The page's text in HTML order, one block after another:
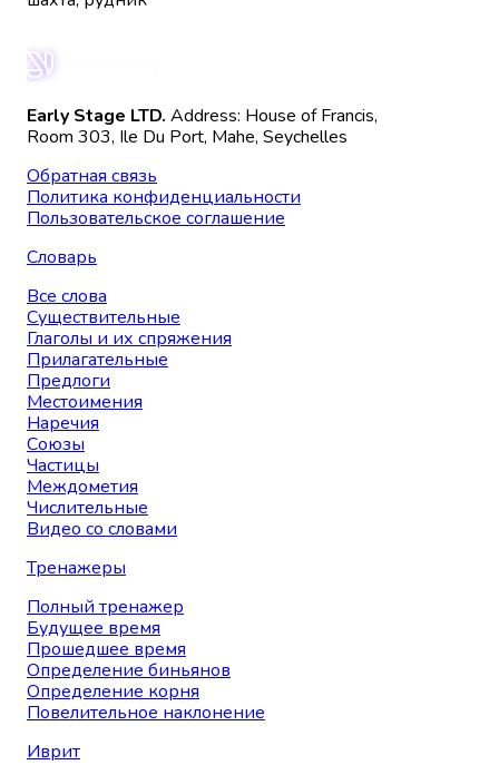
Early Stage LTD. Address: House of Francis,
Room 303, Ile Du Port, Mahe, Seychelles
Обратная связь
Политика конфиденциальности
Пользовательское соглашение
Словарь
Все слова
Существительные
Глаголы и их спряжения
Прилагательные
Предлоги
Местоимения
Наречия
Союзы
Частицы
Междометия
Числительные
Видео со словами
Тренажеры
Полный тренажер
Будущее время
Прошедшее время
Определение биньянов
Определение корня
Повелительное наклонение
Иврит